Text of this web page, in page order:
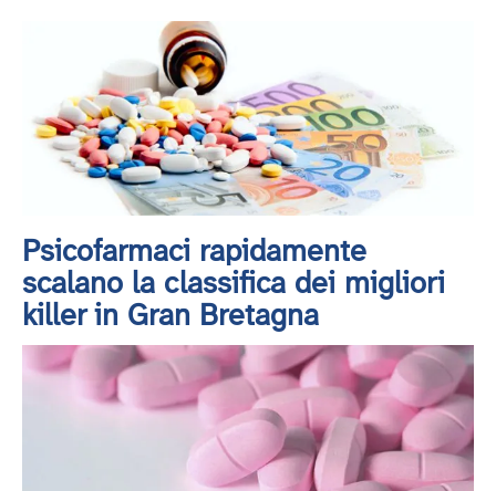
Psicofarmaci rapidamente
scalano la classifica dei migliori
killer in Gran Bretagna